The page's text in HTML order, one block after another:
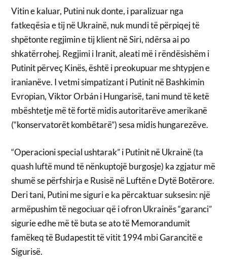
Vitin e kaluar, Putini nuk donte, i paralizuar nga
fatkeqësia e tij në Ukrainë, nuk mundi të përpiqej të
shpëtonte regjimin e tij klient në Siri, ndërsa ai po
shkatërrohej. Regjimi i Iranit, aleati më i rëndësishëm i
Putinit përveç Kinës, është i preokupuar me shtypjen e
iranianëve. I vetmi simpatizant i Putinit në Bashkimin
Evropian, Viktor Orbán i Hungarisë, tani mund të ketë
mbështetje më të fortë midis autoritarëve amerikanë
(“konservatorët kombëtarë”) sesa midis hungarezëve.
“Operacioni special ushtarak” i Putinit në Ukrainë (ta
quash luftë mund të nënkuptojë burgosje) ka zgjatur më
shumë se përfshirja e Rusisë në Luftën e Dytë Botërore.
Deri tani, Putini me siguri e ka përcaktuar suksesin: një
armëpushim të negociuar që i ofron Ukrainës “garanci”
sigurie edhe më të buta se ato të Memorandumit
famëkeq të Budapestit të vitit 1994 mbi Garancitë e
Sigurisë.